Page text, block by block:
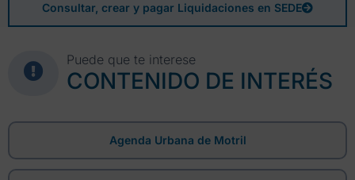
Consultar, crear y pagar Liquidaciones en SEDE
Puede que te interese
CONTENIDO DE INTERÉS
Agenda Urbana de Motril